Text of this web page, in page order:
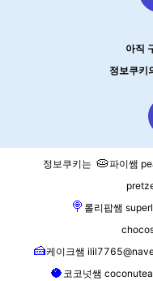
아직
정보쿠키
정보쿠키는 🥧파이쌤
🍭 롤리팝쌤
🍰케이크쌤
🥥 코코넛쌤